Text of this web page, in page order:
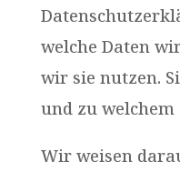
welche Daten
wir sie nutzen.
und zu welchem
Wir weisen